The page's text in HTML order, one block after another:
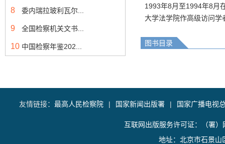
8 委内瑞拉玻利瓦尔...
9 全国检察机关文书...
10 中国检察年鉴202...
1993年8月至1994年8月
大学法学院作高级访问学
图书目录
友情链接： 最高人民检察院 | 国家新闻出版署 | 国家广播电视
互联网出版服务许可证：（署
地址：北京市石景